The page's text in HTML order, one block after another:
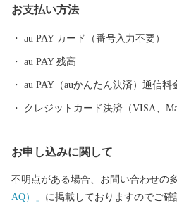
を守り、作り続けられている和三盆
います。 いただいたご寄付は、子ど
文化の継承のためなどに有効に使わ
お支払い方法
au PAY カード（番号入力不要）
au PAY 残高
au PAY（auかんたん決済）通信料
クレジットカード決済（VISA、
お申し込みに関して
不明点がある場合、お問い合わせの
AQ）」 に掲載しておりますのでご確